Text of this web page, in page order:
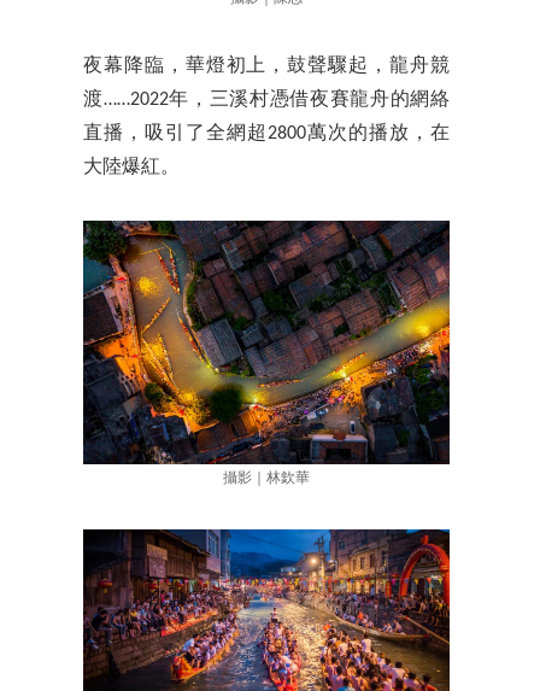
夜幕降臨，華燈初上，鼓聲驟起，龍舟競
渡……2022年，三溪村憑借夜賽龍舟的網絡
直播，吸引了全網超2800萬次的播放，在
大陸爆紅。
攝影｜林欽華